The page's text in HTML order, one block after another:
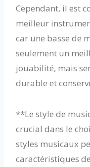
Cependant, il est
meilleur
car une basse de
seulement un
jouabilité, mais
durable et
**Le style de
crucial dans le
styles musicaux
caractéristiques